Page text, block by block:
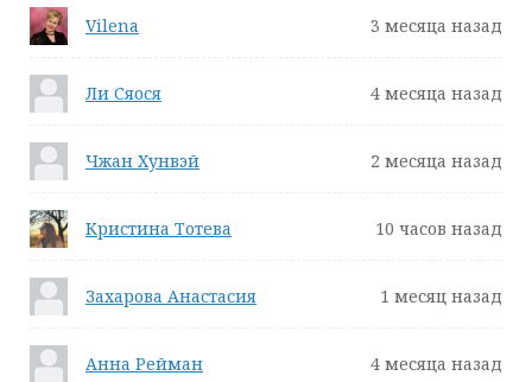
Vilena 3 месяца назад
Ли Сяося 4 месяца назад
Чжан Хунвэй 2 месяца назад
Кристина Тотева 10 часов назад
Захарова Анастасия 1 месяц назад
Анна Рейман 4 месяца назад